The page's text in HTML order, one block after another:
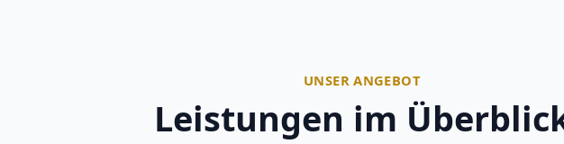
UNSER ANGEBOT
Leistungen im